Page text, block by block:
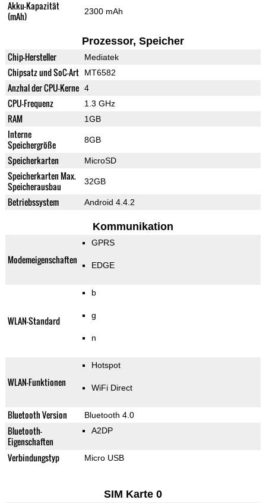
Akku-Kapazität
(mAh)
2300 mAh
Prozessor, Speicher
Chip-Hersteller Mediatek
Chipsatz und SoC-Art MT6582
Anzhal der CPU-Kerne 4
CPU-Frequenz 1.3 GHz
RAM 1GB
Interne
Speichergröße
8GB
Speicherkarten MicroSD
Speicherkarten Max.
Speicherausbau
32GB
Betriebssystem Android 4.4.2
Kommunikation
Modemeigenschaften
GPRS
EDGE
WLAN-Standard
b
g
n
WLAN-Funktionen
Hotspot
WiFi Direct
Bluetooth Version Bluetooth 4.0
Bluetooth-
Eigenschaften
A2DP
Verbindungstyp Micro USB
SIM Karte 0